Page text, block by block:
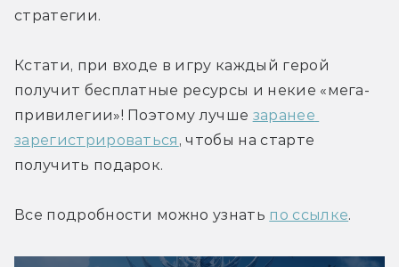
стратегии.
Кстати, при входе в игру каждый герой
получит бесплатные ресурсы и некие «мега-
привилегии»! Поэтому лучше заранее
зарегистрироваться , чтобы на старте
получить подарок.
Все подробности можно узнать по ссылке.